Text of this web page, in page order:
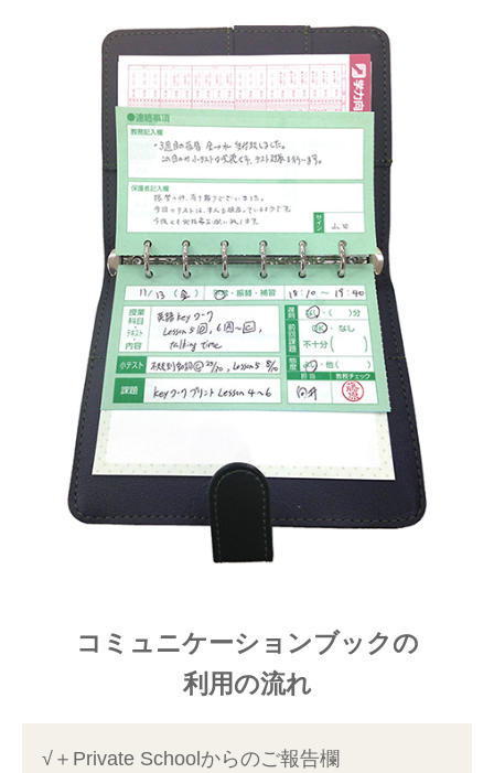
コミュニケーションブックの
利用の流れ
√＋Private Schoolからのご報告欄